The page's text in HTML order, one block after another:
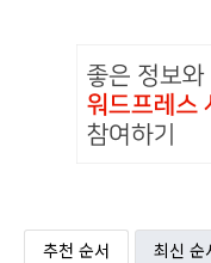
추천 순서 최신 순